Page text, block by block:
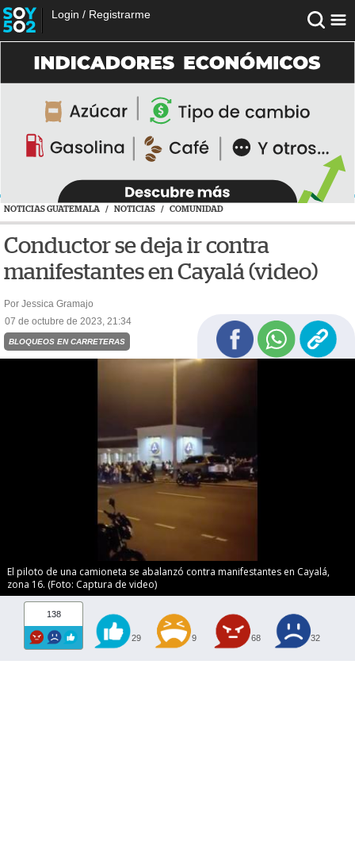
Login / Registrarme
NOTICIAS GUATEMALA / NOTICIAS / COMUNIDAD
Conductor se deja ir contra
manifestantes en Cayalá (video)
Por Jessica Gramajo
07 de octubre de 2023, 21:34
BLOQUEOS EN CARRETERAS
El piloto de una camioneta se abalanzó contra manifestantes en Cayalá,
zona 16. (Foto: Captura de video)
138
29 9 68 32